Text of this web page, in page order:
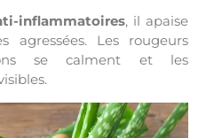
inflammatoires, il apaise
agressées. Les rougeurs
se calment et les